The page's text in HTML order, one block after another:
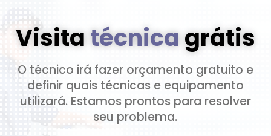
Visitatécnicagrátis
O técnico irá fazer orçamento gratuito e
definir quais técnicas e equipamento
utilizará. Estamos prontos para resolver
seu problema.